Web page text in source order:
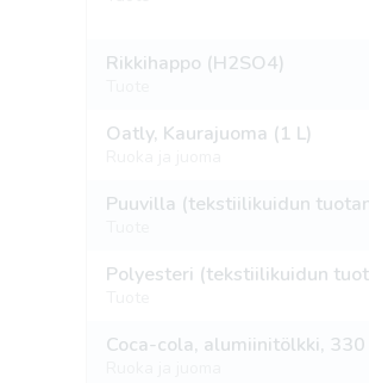
Rikkihappo (H2SO4)
Oatly, Kaurajuoma (1 L)
Puuvilla (tekstiilikuidun
Polyesteri (tekstiilikuidun
Coca-cola, alumiinitölkki,